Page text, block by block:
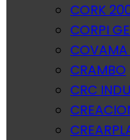
CORK
CORPI
COVAMA
CRAMBO
CRC